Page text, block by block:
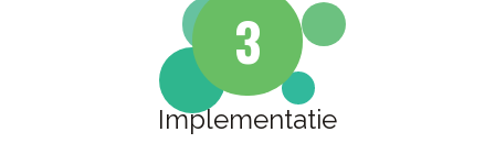
3
Implementatie